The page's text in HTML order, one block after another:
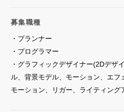
お問い合わせ
募集職種
・プランナー
・プログラマー
・グラフィックデザイナー(2Dデザ
ル、背景モデル、モーション、エフ
モーション、リガー、ライティング